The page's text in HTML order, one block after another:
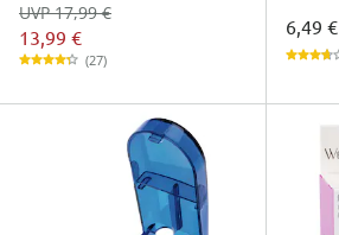
13,99 €
UVP 17,99 €
(27)
6,49 €